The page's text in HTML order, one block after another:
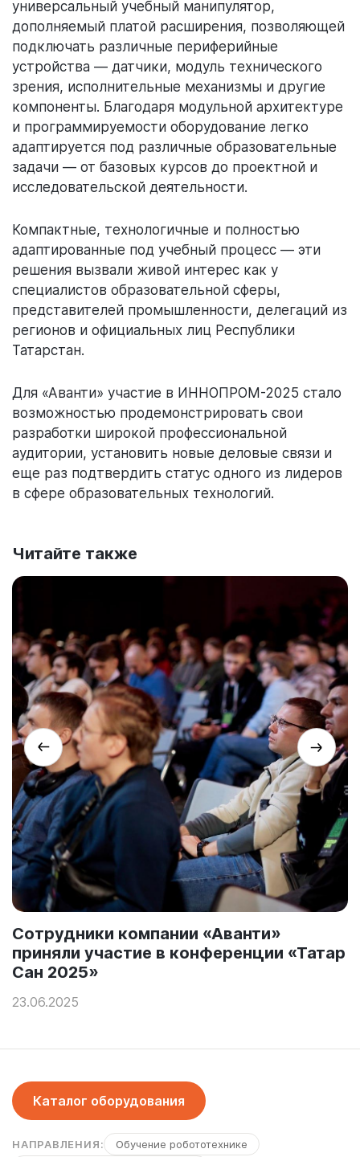
универсальный учебный манипулятор,
дополняемый платой расширения, позволяющей
подключать различные периферийные
устройства — датчики, модуль технического
зрения, исполнительные механизмы и другие
компоненты. Благодаря модульной архитектуре
и программируемости оборудование легко
адаптируется под различные образовательные
задачи — от базовых курсов до проектной и
исследовательской деятельности.
Компактные, технологичные и полностью
адаптированные под учебный процесс — эти
решения вызвали живой интерес как у
специалистов образовательной сферы,
представителей промышленности, делегаций из
регионов и официальных лиц Республики
Татарстан.
Для «Аванти» участие в ИННОПРОМ-2025 стало
возможностью продемонстрировать свои
разработки широкой профессиональной
аудитории, установить новые деловые связи и
еще раз подтвердить статус одного из лидеров
в сфере образовательных технологий.
Читайте также
Сотрудники компании «Аванти»
приняли участие в конференции «Татар
Сан 2025»
23.06.2025
Каталог оборудования
НАПРАВЛЕНИЯ:
Обучение робототехнике